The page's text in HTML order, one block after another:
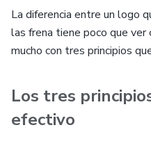
La diferencia entre un logo
las frena tiene poco que
mucho con tres principios
Los tres
efectivo